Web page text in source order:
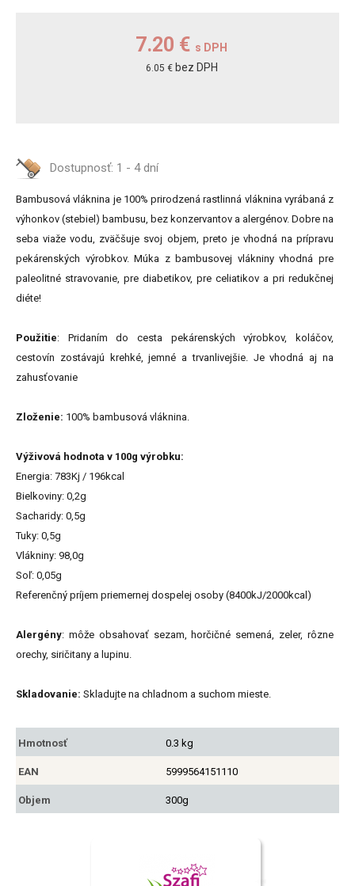
7.20 € s DPH
6.05 € bez DPH
Dostupnosť: 1 - 4 dní
Bambusová vláknina je 100% prirodzená rastlinná vláknina vyrábaná z
výhonkov (stebiel) bambusu, bez konzervantov a alergénov. Dobre na
seba viaže vodu, zväčšuje svoj objem, preto je vhodná na prípravu
pekárenských výrobkov. Múka z bambusovej vlákniny vhodná pre
paleolitné stravovanie, pre diabetikov, pre celiatikov a pri redukčnej
diéte!
Použitie: Pridaním do cesta pekárenských výrobkov, koláčov,
cestovín zostávajú krehké, jemné a trvanlivejšie. Je vhodná aj na
zahusťovanie
Zloženie: 100% bambusová vláknina.
Výživová hodnota v 100g výrobku:
Energia: 783Kj / 196kcal
Bielkoviny: 0,2g
Sacharidy: 0,5g
Tuky: 0,5g
Vlákniny: 98,0g
Soľ: 0,05g
Referenčný príjem priemernej dospelej osoby (8400kJ/2000kcal)
Alergény: môže obsahovať sezam, horčičné semená, zeler, rôzne
orechy, siričitany a lupinu.
Skladovanie: Skladujte na chladnom a suchom mieste.
Hmotnosť 0.3 kg
EAN 5999564151110
Objem 300g